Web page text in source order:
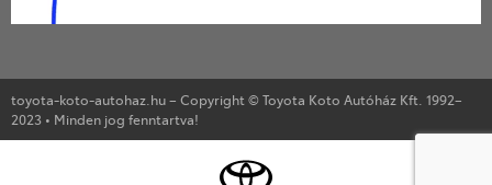
toyota-koto-autohaz.hu – Copyright © Toyota Koto Autóház Kft. 1992–
2023 • Minden jog fenntartva!